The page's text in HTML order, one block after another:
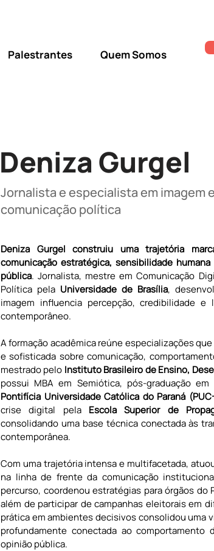
Palestrantes Quem Somos
Deniza Gurgel
Jornalista e especialista em imagem e
comunicação política
Deniza Gurgel construiu uma trajetória
comunicação estratégica, sensibilidade
pública. Jornalista, mestre em Comunicação
Política pela Universidade de Brasília,
imagem influencia percepção, credibilidade
contemporâneo.
A formação acadêmica reúne especializações
e sofisticada sobre comunicação,
mestrado pelo Instituto Brasileiro de Ensino,
Pontifícia Universidade Católica do Paraná
crise digital pela Escola Superior de
consolidando uma base técnica conectada às
contemporânea.
Com uma trajetória intensa e multifacetada,
na linha de frente da comunicação
percurso, coordenou estratégias para órgãos do
além de participar de campanhas eleitorais em
prática em ambientes decisivos consolidou uma
profundamente conectada ao
opinião pública.